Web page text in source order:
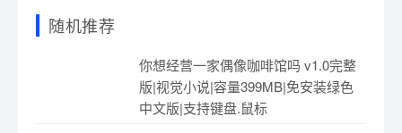
随机推荐
你想经营一家偶像咖啡馆吗 v1.0完整
版|视觉小说|容量399MB|免安装绿色
中文版|支持键盘.鼠标